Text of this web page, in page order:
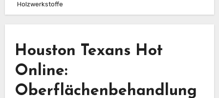
Holzwerkstoffe
Houston Texans Hot
Online:
Oberflächenbehandlung